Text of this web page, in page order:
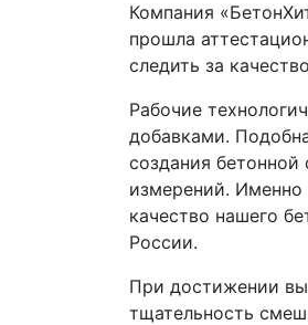
Компания
прошла
следить за
Рабочие
добавками.
создания
измерений. Именно
качество нашего
России.
При достижении
тщательность